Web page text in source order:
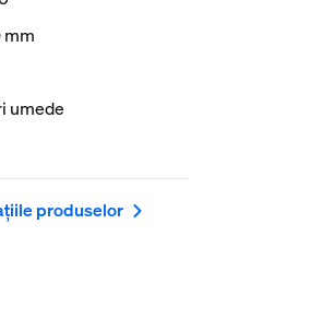
mm
umede
produselor